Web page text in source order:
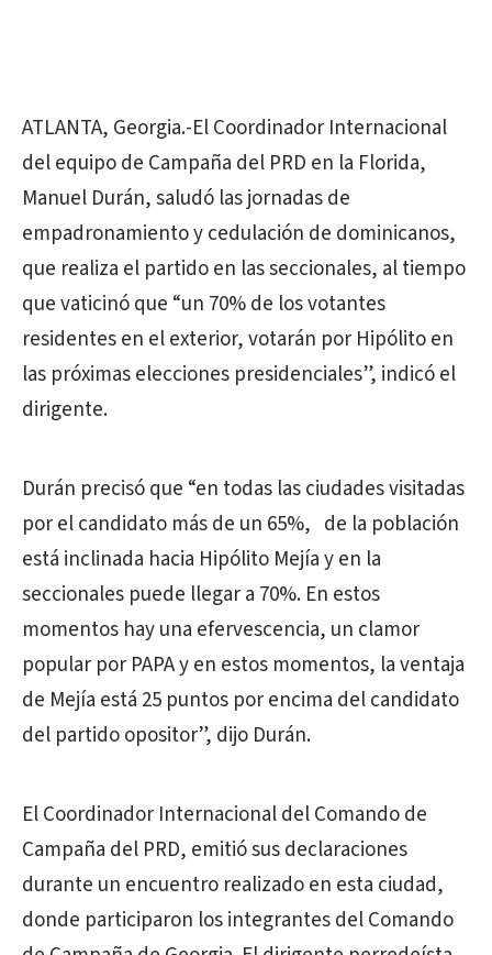
ATLANTA, Georgia.-El Coordinador Internacional
del equipo de Campaña del PRD en la Florida,
Manuel Durán, saludó las jornadas de
empadronamiento y cedulación de dominicanos,
que realiza el partido en las seccionales, al tiempo
que vaticinó que “un 70% de los votantes
residentes en el exterior, votarán por Hipólito en
las próximas elecciones presidenciales”, indicó el
dirigente.
Durán precisó que “en todas las ciudades visitadas
por el candidato más de un 65%, de la población
está inclinada hacia Hipólito Mejía y en la
seccionales puede llegar a 70%. En estos
momentos hay una efervescencia, un clamor
popular por PAPA y en estos momentos, la ventaja
de Mejía está 25 puntos por encima del candidato
del partido opositor”, dijo Durán.
El Coordinador Internacional del Comando de
Campaña del PRD, emitió sus declaraciones
durante un encuentro realizado en esta ciudad,
donde participaron los integrantes del Comando